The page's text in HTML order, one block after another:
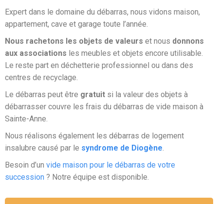
Expert dans le domaine du débarras, nous vidons maison,
appartement, cave et garage toute l’année.
Nous rachetons les objets de valeurs et nous donnons
aux associations les meubles et objets encore utilisable.
Le reste part en déchetterie professionnel ou dans des
centres de recyclage.
Le débarras peut être gratuit si la valeur des objets à
débarrasser couvre les frais du débarras de vide maison à
Sainte-Anne.
Nous réalisons également les débarras de logement
insalubre causé par le syndrome de Diogène
Besoin d’un vide maison pour le débarras de votre
succession ? Notre équipe est disponible.